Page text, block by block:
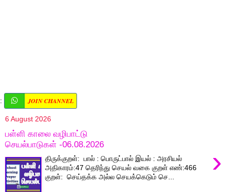
: JOIN CHANNEL
6 August 2026
பள்ளி காலை வழிபாட்டு
செயல்பாடுகள் -06.08.2026
›
திருக்குறள்: பால் : பொருட்பால் இயல் : அரசியல்
அதிகாரம்:47 தெரிந்து செயல் வகை குறள் எண்:466
குறள்: செய்தக்க அல்ல செயக்கெடும் செ...